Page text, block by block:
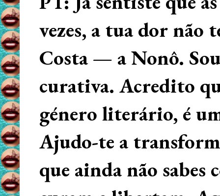
vezes, a tua dor não
Costa — a Nonô.
curativa. Acredito
género literário, é
Ajudo-te a
que ainda não